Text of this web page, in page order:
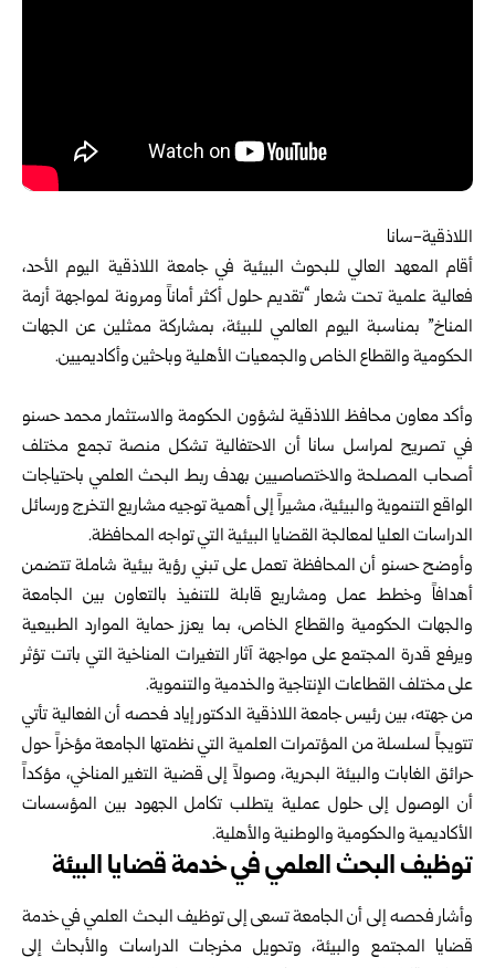
اللاذقية-سانا
أقام المعهد العالي للبحوث البيئية في جامعة اللاذقية اليوم الأحد،
فعالية علمية تحت شعار “تقديم حلول أكثر أماناً ومرونة لمواجهة أزمة
المناخ” بمناسبة اليوم العالمي للبيئة، بمشاركة ممثلين عن الجهات
الحكومية والقطاع الخاص والجمعيات الأهلية وباحثين وأكاديميين.
وأكد معاون محافظ اللاذقية لشؤون الحكومة والاستثمار محمد حسنو
في تصريح لمراسل سانا أن الاحتفالية تشكل منصة تجمع مختلف
أصحاب المصلحة والاختصاصيين بهدف ربط البحث العلمي باحتياجات
الواقع التنموية والبيئية، مشيراً إلى أهمية توجيه مشاريع التخرج ورسائل
الدراسات العليا لمعالجة القضايا البيئية التي تواجه المحافظة.
وأوضح حسنو أن المحافظة تعمل على تبني رؤية بيئية شاملة تتضمن
أهدافاً وخطط عمل ومشاريع قابلة للتنفيذ بالتعاون بين الجامعة
والجهات الحكومية والقطاع الخاص، بما يعزز حماية الموارد الطبيعية
ويرفع قدرة المجتمع على مواجهة آثار التغيرات المناخية التي باتت تؤثر
على مختلف القطاعات الإنتاجية والخدمية والتنموية.
من جهته، بين رئيس جامعة اللاذقية الدكتور إياد فحصه أن الفعالية تأتي
تتويجاً لسلسلة من المؤتمرات العلمية التي نظمتها الجامعة مؤخراً حول
حرائق الغابات والبيئة البحرية، وصولاً إلى قضية التغير المناخي، مؤكداً
أن الوصول إلى حلول عملية يتطلب تكامل الجهود بين المؤسسات
الأكاديمية والحكومية والوطنية والأهلية.
توظيف البحث العلمي في خدمة قضايا البيئة‏
وأشار فحصه إلى أن الجامعة تسعى إلى توظيف البحث العلمي في خدمة
قضايا المجتمع والبيئة، وتحويل مخرجات الدراسات والأبحاث إلى